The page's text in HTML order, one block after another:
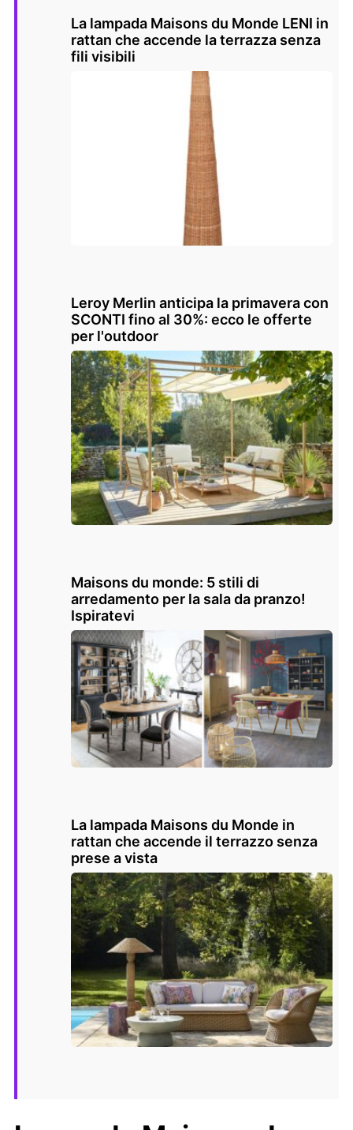
La lampada Maisons du Monde LENI in
rattan che accende la terrazza senza
fili visibili
Leroy Merlin anticipa la primavera con
SCONTI fino al 30%: ecco le offerte
per l'outdoor
Maisons du monde: 5 stili di
arredamento per la sala da pranzo!
Ispiratevi
La lampada Maisons du Monde in
rattan che accende il terrazzo senza
prese a vista